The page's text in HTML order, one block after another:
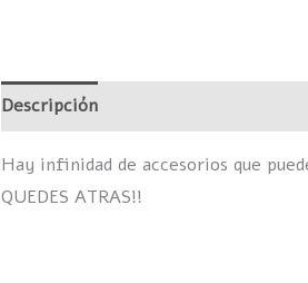
Descripción
Hay infinidad de accesorios que
QUEDES ATRAS!!